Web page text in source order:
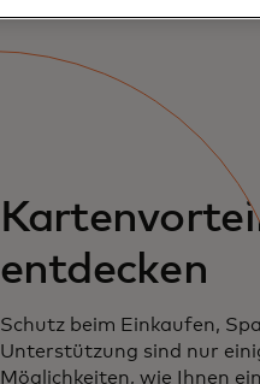
entdecken
Schutz beim Einkaufen,
Unterstützung sind nur
Möglichkeiten, wie Ihnen